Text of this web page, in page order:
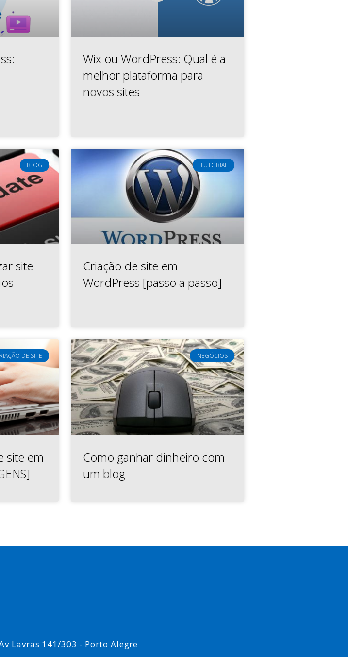
Wix ou WordPress: Qual é a
melhor plataforma para
novos sites
BLOG
site
TUTORIAL
Criação de site em
WordPress [passo a passo]
DE SITE
site em
NEGÓCIOS
Como ganhar dinheiro com
um blog
Lavras 141/303 - Porto Alegre